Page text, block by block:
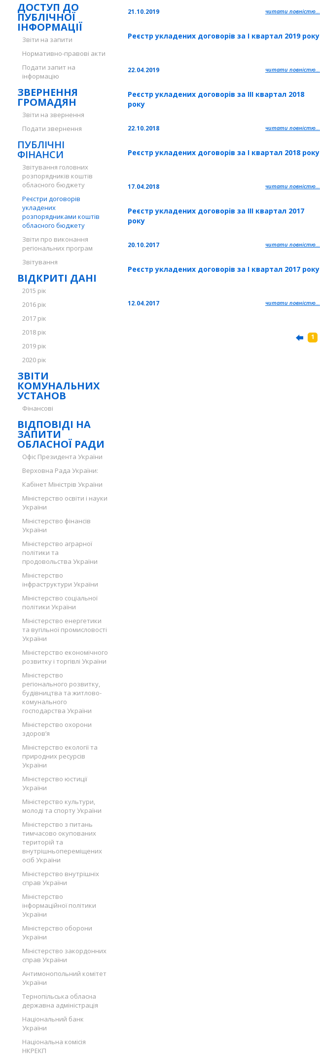
ДОСТУП ДО
ПУБЛІЧНОЇ
ІНФОРМАЦІЇ
Звіти на запити
Нормативно-правові акти
Подати запит на
інформацію
ЗВЕРНЕННЯ
ГРОМАДЯН
Звіти на звернення
Подати звернення
ПУБЛІЧНІ
ФІНАНСИ
Звітування головних
розпорядників коштів
обласного бюджету
Реєстри договорів
укладених
розпорядниками коштів
обласного бюджету
Звіти про виконання
регіональних програм
Звітування
ВІДКРИТІ ДАНІ
2015 рік
2016 рік
2017 рік
2018 рік
2019 рік
2020 рік
ЗВІТИ
КОМУНАЛЬНИХ
УСТАНОВ
Фінансові
ВІДПОВІДІ НА
ЗАПИТИ
ОБЛАСНОЇ РАДИ
Офіс Президента України
Верховна Рада України:
Кабінет Міністрів України
Міністерство освіти і науки
України
Міністерство фінансів
України
Міністерство аграрної
політики та
продовольства України
Міністерство
інфраструктури України
Міністерство соціальної
політики України
Міністерство енергетики
та вугільної промисловості
України
Міністерство економічного
розвитку і торгівлі України
Міністерство
регіонального розвитку,
будівництва та житлово-
комунального
господарства України
Міністерство охорони
здоров’я
Міністерство екології та
природних ресурсів
України
Міністерство юстиції
України
Міністерство культури,
молоді та спорту України
Міністерство з питань
тимчасово окупованих
територій та
внутрішньопереміщених
осіб України
Міністерство внутрішніх
справ України
Міністерство
інформаційної політики
України
Міністерство оборони
України
Міністерство закордонних
справ України
Антимонопольний комітет
України
Тернопільська обласна
державна адміністрація
Національний банк
України
Національна комісія
НКРЕКП
21.10.2019 читати повністю...
Реєстр укладених договорів за I квартал 2019 року
22.04.2019 читати повністю...
Реєстр укладених договорів за IІІ квартал 2018
року
22.10.2018 читати повністю...
Реєстр укладених договорів за I квартал 2018 року
17.04.2018 читати повністю...
Реєстр укладених договорів за ІІІ квартал 2017
року
20.10.2017 читати повністю...
Реєстр укладених договорів за І квартал 2017 року
12.04.2017 читати повністю...
1